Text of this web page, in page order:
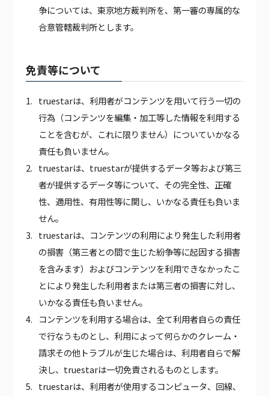
争については、東京地方裁判所を、第一審の専属的な
合意管轄裁判所とします。
免責等について
truestarは、利用者がコンテンツを用いて行う一切の
行為（コンテンツを編集・加工等した情報を利用する
ことを含むが、これに限りません）についていかなる
責任も負いません。
truestarは、truestarが提供するデータ等および第三
者が提供するデータ等について、その完全性、正確
性、適用性、有用性等に関し、いかなる責任も負いま
せん。
truestarは、コンテンツの利用により発生した利用者
の損害（第三者との間で生じた紛争等に起因する損害
を含みます）およびコンテンツを利用できなかったこ
とにより発生した利用者または第三者の損害に対し、
いかなる責任も負いません。
コンテンツを利用する場合は、全て利用者自らの責任
で行なうものとし、利用によって何らかのクレーム・
請求その他トラブルが生じた場合は、利用者自らで解
決し、truestarは一切免責されるものとします。
truestarは、利用者が使用するコンピュータ、回線、